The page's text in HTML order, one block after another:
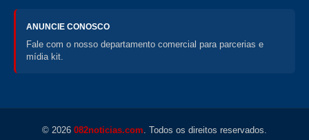
ANUNCIE CONOSCO
Fale com o nosso departamento comercial para parcerias e
mídia kit.
© 2026 082noticias.com. Todos os direitos reservados.